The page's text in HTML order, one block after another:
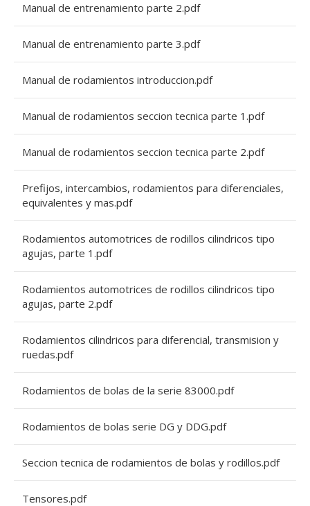
Manual de entrenamiento parte 2.pdf
Manual de entrenamiento parte 3.pdf
Manual de rodamientos introduccion.pdf
Manual de rodamientos seccion tecnica parte 1.pdf
Manual de rodamientos seccion tecnica parte 2.pdf
Prefijos, intercambios, rodamientos para diferenciales,
equivalentes y mas.pdf
Rodamientos automotrices de rodillos cilindricos tipo
agujas, parte 1.pdf
Rodamientos automotrices de rodillos cilindricos tipo
agujas, parte 2.pdf
Rodamientos cilindricos para diferencial, transmision y
ruedas.pdf
Rodamientos de bolas de la serie 83000.pdf
Rodamientos de bolas serie DG y DDG.pdf
Seccion tecnica de rodamientos de bolas y rodillos.pdf
Tensores.pdf